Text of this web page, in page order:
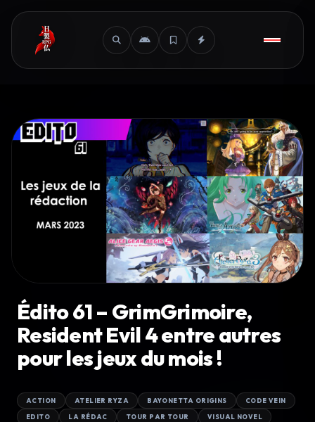
Édito 61 – GrimGrimoire,
Resident Evil 4 entre autres
pour les jeux du mois !
ACTION ATELIER RYZA BAYONETTA ORIGINS CODE VEIN
EDITO LA RÉDAC TOUR PAR TOUR VISUAL NOVEL